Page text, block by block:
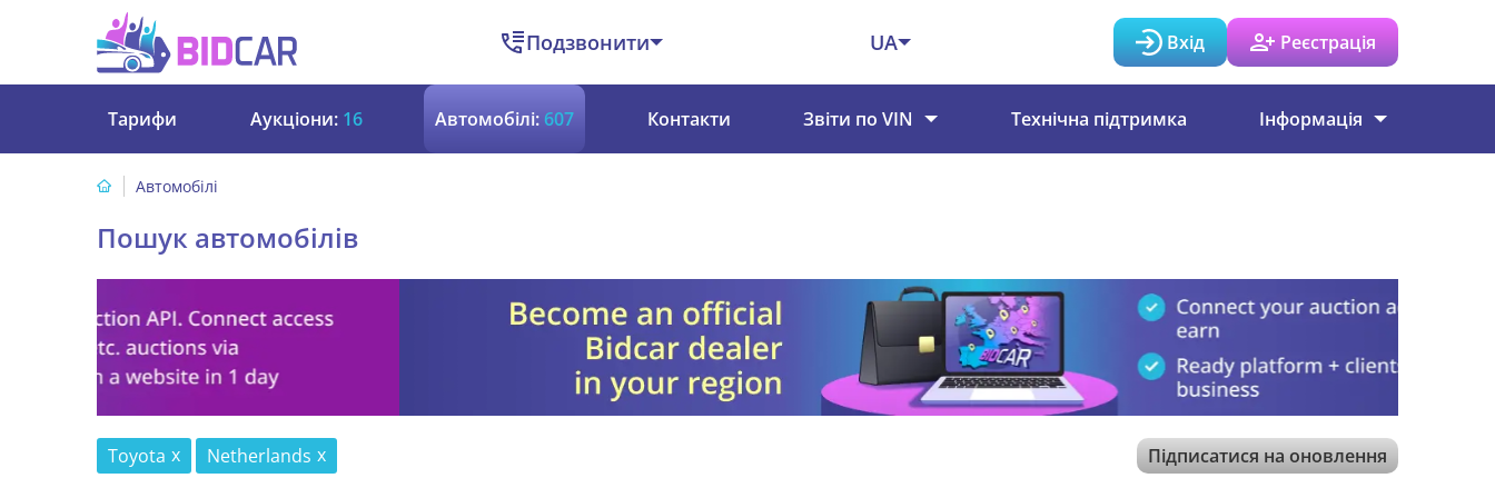
Подзвонити UA Вхід Реєстрація
Тарифи Аукціони: 16 Автомобілі:607 Контакти Звіти по VIN Технічна підтримка Інформація
Автомобілі
Пошук автомобілів
Toyota Netherlands Підписатися на оновлення